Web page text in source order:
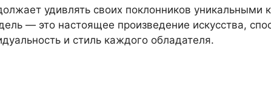
удивлять своих поклонников уникальными
— это настоящее произведение искусства,
и стиль каждого обладателя.